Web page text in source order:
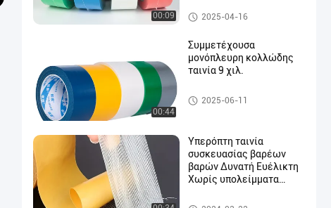
00:09
γύψας PE με βάση την
κάλυψη της κάλυψης
ταινία από ύφασμα
2025-04-16
00:44
Συμμετέχουσα
μονόπλευρη κολλώδης
ταινία 9 χιλ.
ταινία από ύφασμα
2025-06-11
Υπερόπτη ταινία
συσκευασίας βαρέων
βαρών Δυνατή Ευέλικτη
Χωρίς υπολείμματα
ταινία από ύφασμα